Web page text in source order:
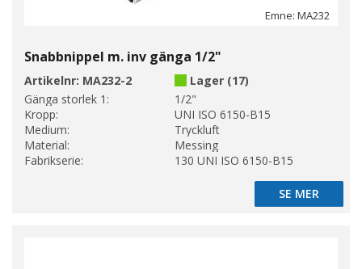
Emne: MA232
Snabbnippel m. inv gänga 1/2"
Artikelnr: MA232-2
Lager (17)
Gänga storlek 1:
1/2"
Kropp:
UNI ISO 6150-B15
Medium:
Tryckluft
Material:
Messing
Fabrikserie:
130 UNI ISO 6150-B15
SE MER
SE MER